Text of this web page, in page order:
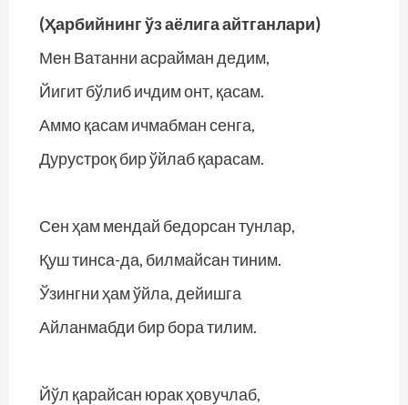
(Ҳарбийнинг ўз аёлига айтганлари)
Мен Ватанни асрайман дедим,
Йигит бўлиб ичдим онт, қасам.
Аммо қасам ичмабман сенга,
Дурустроқ бир ўйлаб қарасам.
Сен ҳам мендай бедорсан тунлар,
Қуш тинса-да, билмайсан тиним.
Ўзингни ҳам ўйла, дейишга
Айланмабди бир бора тилим.
Йўл қарайсан юрак ҳовучлаб,